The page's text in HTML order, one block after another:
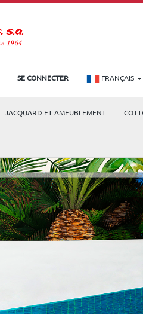
SE CONNECTER FRANÇAIS
JACQUARD ET AMEUBLEMENT